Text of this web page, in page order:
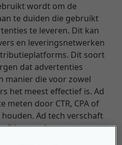
wordt om de
te duiden die gebruikt
te leveren. Dit kan
en leveringsnetwerken
Dit soort
dat advertenties
manier die voor zowel
het meest effectief is. Ad
meten door CTR, CPA of
Ad tech verschaft
zoals